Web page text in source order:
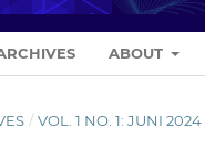
ABOUT
/ VOL. 1 NO. 1: JUNI 2024